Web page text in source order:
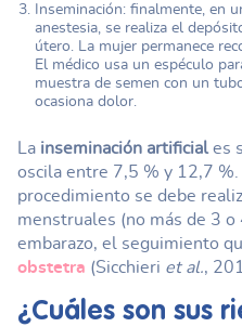
Inseminación: finalmente, en
anestesia, se realiza el
útero. La mujer permanece
El médico usa un espéculo
muestra de semen con un
ocasiona dolor.
La inseminación artificial es
oscila entre 7,5 % y 12,7 %.
procedimiento se debe
menstruales (no más de 3 o
embarazo, el seguimiento
obstetra (Sicchieri et al.,
¿Cuáles son sus